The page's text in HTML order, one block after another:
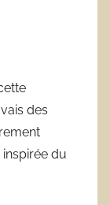
des
inspirée du